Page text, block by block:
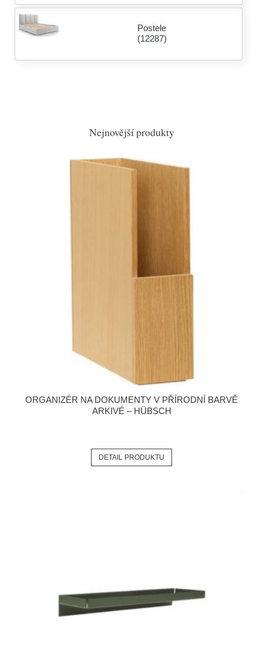
Postele
(12287)
Nejnovější produkty
ORGANIZÉR NA DOKUMENTY V PŘÍRODNÍ BARVĚ
ARKIVÉ – HÜBSCH
DETAIL PRODUKTU